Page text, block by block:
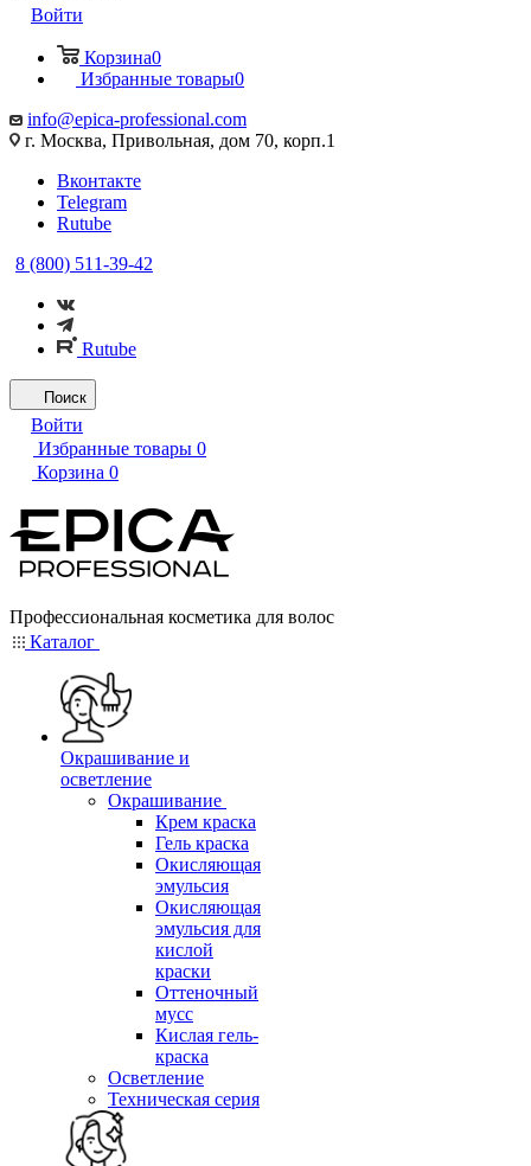
Войти
Корзина0
Избранные товары0
info@epica-professional.com
г. Москва, Привольная, дом 70, корп.1
Вконтакте
Telegram
Rutube
8 (800) 511-39-42
Rutube
Поиск
Войти
Избранные товары 0
Корзина 0
Профессиональная косметика для волос
Каталог
Окрашивание и
осветление
Окрашивание
Крем краска
Гель краска
Окисляющая
эмульсия
Окисляющая
эмульсия для
кислой
краски
Оттеночный
мусс
Кислая гель-
краска
Осветление
Техническая серия